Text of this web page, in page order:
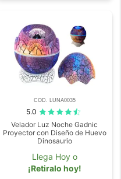
COD. LUNA0035
5.0
Velador Luz Noche Gadnic
Proyector con Diseño de Huevo
Dinosaurio
Llega Hoy o
¡Retiralo hoy!